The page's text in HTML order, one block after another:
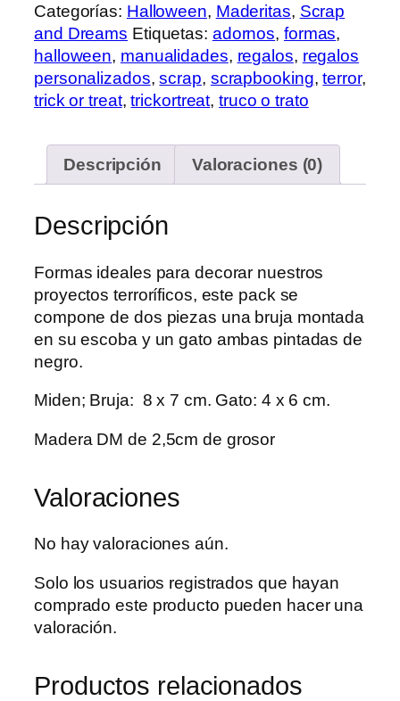
cantidad
Categorías: Halloween, Maderitas, Scrap
and Dreams Etiquetas: adornos, formas,
halloween, manualidades, regalos, regalos
personalizados,scrap, scrapbooking,terror,
trick or treat,trickortreat,truco o trato
Descripción Valoraciones (0)
Descripción
Formas ideales para decorar nuestros
proyectos terroríficos, este pack se
compone de dos piezas una bruja montada
en su escoba y un gato ambas pintadas de
negro.
Miden; Bruja: 8 x 7 cm. Gato: 4 x 6 cm.
Madera DM de 2,5cm de grosor
Valoraciones
No hay valoraciones aún.
Solo los usuarios registrados que hayan
comprado este producto pueden hacer una
valoración.
Productos relacionados